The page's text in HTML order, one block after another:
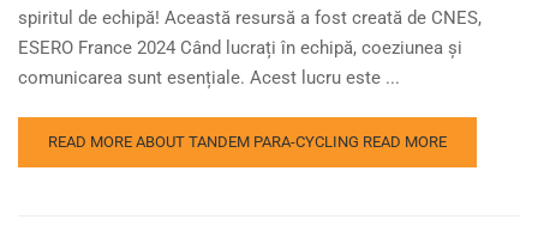
spiritul de echipă! Această resursă a fost creată de CNES,
ESERO France 2024 Când lucrați în echipă, coeziunea și
comunicarea sunt esențiale. Acest lucru este ...
READ MORE ABOUT TANDEM PARA-CYCLING READ MORE